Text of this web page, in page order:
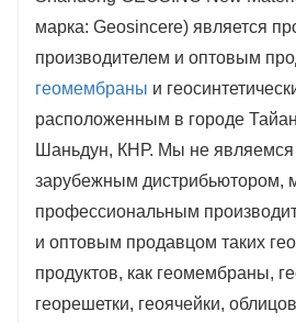
марка: Geosincere) является
производителем и оптовым
геомембраны и
расположенным в городе
Шаньдун, КНР. Мы не
зарубежным дистрибьютором,
профессиональным
и оптовым продавцом таких
продуктов, как геомембраны,
георешетки, геоячейки,